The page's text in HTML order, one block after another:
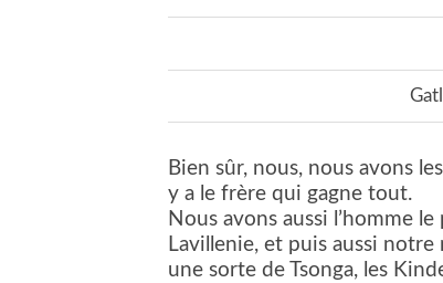
Bien sûr, nous, nous avons
y a le frère qui gagne tout.
Nous avons aussi l’homme
Lavillenie, et puis aussi
une sorte de Tsonga, les